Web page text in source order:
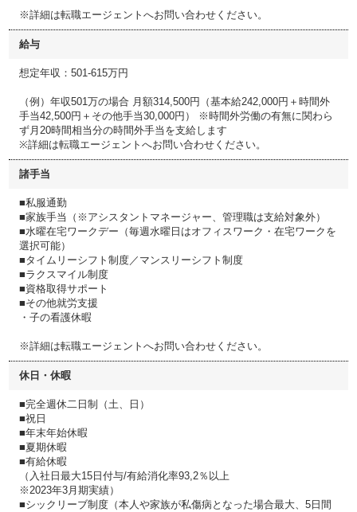
※詳細は転職エージェントへお問い合わせください。
給与
想定年収：501-615万円
（例）年収501万の場合 月額314,500円（基本給242,000円＋時間外
手当42,500円＋その他手当30,000円） ※時間外労働の有無に関わら
ず月20時間相当分の時間外手当を支給します
※詳細は転職エージェントへお問い合わせください。
諸手当
■私服通勤
■家族手当（※アシスタントマネージャー、管理職は支給対象外）
■水曜在宅ワークデー（毎週水曜日はオフィスワーク・在宅ワークを
選択可能）
■タイムリーシフト制度／マンスリーシフト制度
■ラクスマイル制度
■資格取得サポート
■その他就労支援
・子の看護休暇
※詳細は転職エージェントへお問い合わせください。
休日・休暇
■完全週休二日制（土、日）
■祝日
■年末年始休暇
■夏期休暇
■有給休暇
（入社日最大15日付与/有給消化率93,2％以上
※2023年3月期実績）
■シックリーブ制度（本人や家族が私傷病となった場合最大、5日間